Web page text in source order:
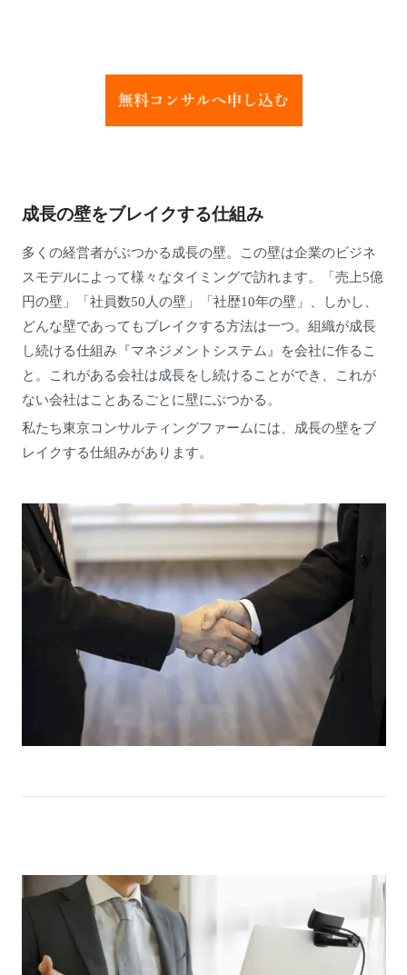
成長の壁をブレイクする仕組み
多くの経営者がぶつかる成長の壁。この壁は企業のビジネ
スモデルによって様々なタイミングで訪れます。「売上5億
円の壁」「社員数50人の壁」「社歴10年の壁」、しかし、
どんな壁であってもブレイクする方法は一つ。組織が成長
し続ける仕組み『マネジメントシステム』を会社に作るこ
と。これがある会社は成長をし続けることができ、これが
ない会社はことあるごとに壁にぶつかる。
私たち東京コンサルティングファームには、成長の壁をブ
レイクする仕組みがあります。